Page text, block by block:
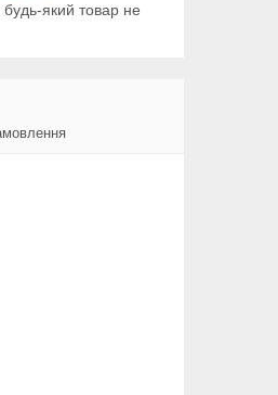
будь-який товар не